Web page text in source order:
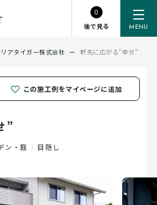
MENU
0
後で見る
アタイガー株式会社 ー 軒先に広がる”幸せ”
この施工例をマイページに追加
”
ン・庭 目隠し